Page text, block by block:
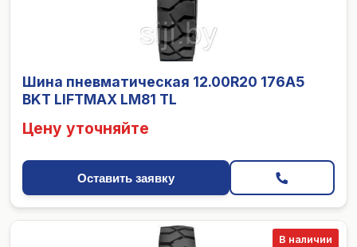
Шина пневматическая 12.00R20 176A5
BKT LIFTMAX LM81 TL
Цену уточняйте
Оставить заявку
В наличии